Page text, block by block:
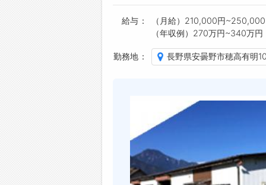
長野県の求人検索で選ばれる理由
給与
（月給）210,000円
（年収例）270万円~340万円
勤務地 長野県安曇野市穂高有明